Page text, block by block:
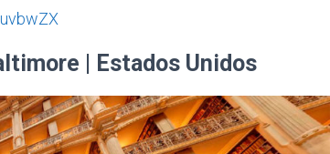
| Estados Unidos